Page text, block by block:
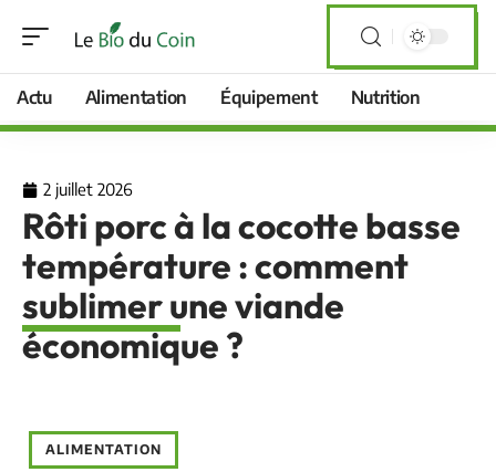
Actu Alimentation Équipement Nutrition
2 juillet 2026
Rôti porc à la cocotte basse
température : comment
sublimer une viande
économique ?
ALIMENTATION